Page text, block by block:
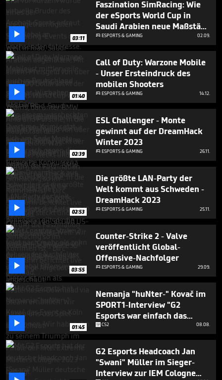
 03:11
Faszination SimRacing: Wie
der eSports World Cup in
Saudi Arabien neue Maßstäbe
setzt
ESPORTS & GAMING 02.09.
 01:40
Call of Duty: Warzone Mobile
- Unser Ersteindruck des
mobilen Shooters
ESPORTS & GAMING 14.12.
 02:39
ESL Challenger - Monte
gewinnt auf der DreamHack
Winter 2023
ESPORTS & GAMING 26.11.
 02:53
Die größte LAN-Party der
Welt kommt aus Schweden -
DreamHack 2023
ESPORTS & GAMING 25.11.
 03:55
Counter-Strike 2 - Valve
veröffentlicht Global-
Offensive-Nachfolger
ESPORTS & GAMING 29.09.
 01:45
Nemanja "huNter-" Kovač im
SPORT1-Interview "G2
Esports war einfach das
bessere Team"
CS2 08.08.
G2 Esports Headcoach Jan
"Swani" Müller im Sieger-
Interview zur IEM Cologne